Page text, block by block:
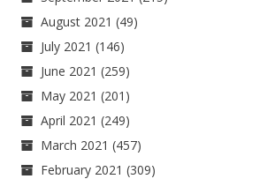
August 2021 (49)
July 2021 (146)
June 2021 (259)
May 2021 (201)
April 2021 (249)
March 2021 (457)
February 2021 (309)